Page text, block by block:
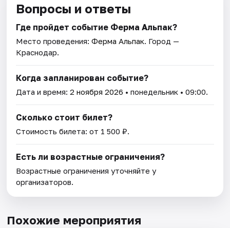
Вопросы и ответы
Где пройдет событие Ферма Альпак?
Место проведения:Ферма Альпак. Город —
Краснодар.
Когда запланирован событие?
Дата и время:2 ноября 2026 • понедельник • 09:00.
Сколько стоит билет?
Стоимость билета: от 1 500 ₽.
Есть ли возрастные ограничения?
Возрастные ограничения уточняйте у
организаторов.
Похожие мероприятия